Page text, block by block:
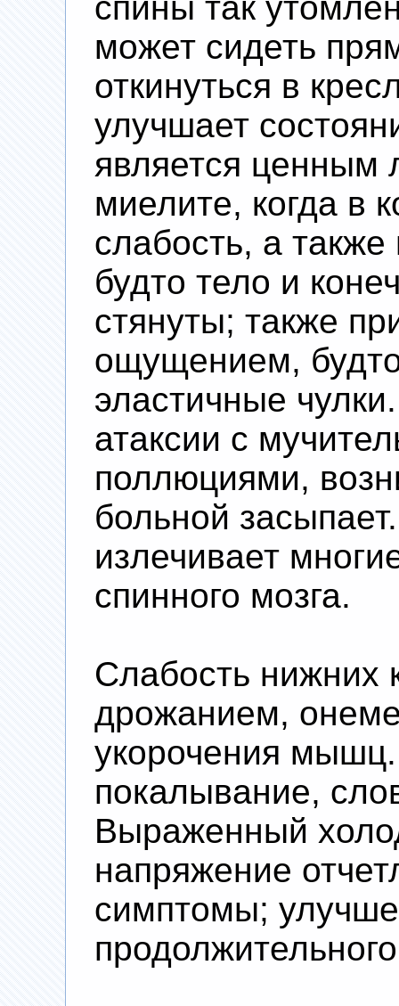
может сидеть
откинуться в
улучшает
является ценным
миелите, когда в
слабость, а
будто тело и
стянуты; также
ощущением,
эластичные
атаксии с
поллюциями,
больной
излечивает
спинного мозга.
Слабость нижних
дрожанием,
укорочения
покалывание,
Выраженный
напряжение
симптомы;